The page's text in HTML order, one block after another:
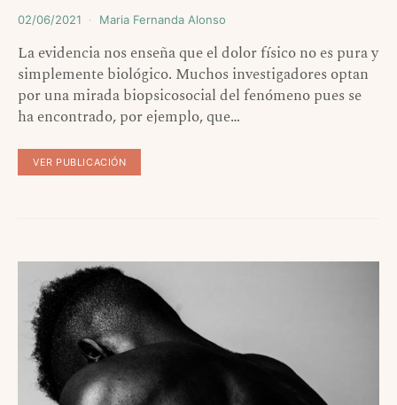
02/06/2021 Maria Fernanda Alonso
La evidencia nos enseña que el dolor físico no es pura y
simplemente biológico. Muchos investigadores optan
por una mirada biopsicosocial del fenómeno pues se
ha encontrado, por ejemplo, que…
VER PUBLICACIÓN